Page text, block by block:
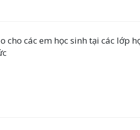
cho các em học sinh tại các lớp